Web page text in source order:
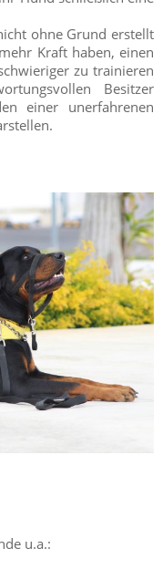
ohne Grund erstellt
Kraft haben, einen
zu trainieren
Besitzer
einer unerfahrenen
u.a.: